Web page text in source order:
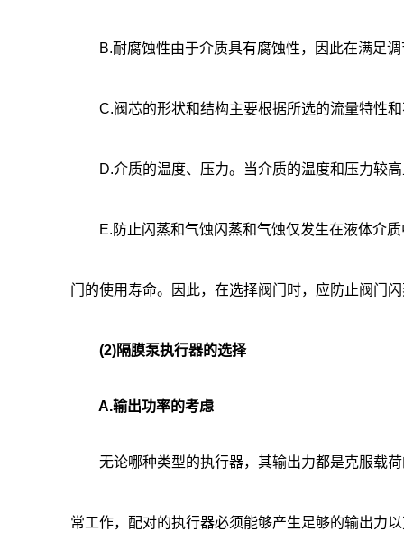
B.耐腐蚀性由于介质具有腐蚀性，因此在满足调
C.阀芯的形状和结构主要根据所选的流量特性和
D.介质的温度、压力。当介质的温度和压力较高
E.防止闪蒸和气蚀闪蒸和气蚀仅发生在液体介质
门的使用寿命。因此，在选择阀门时，应防止阀门
(2)隔膜泵执行器的选择
A.输出功率的考虑
无论哪种类型的执行器，其输出力都是克服载荷
常工作，配对的执行器必须能够产生足够的输出力